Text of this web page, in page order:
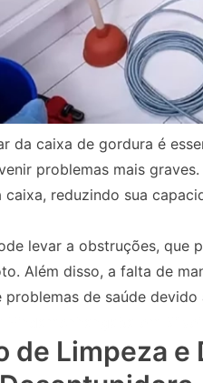
da caixa de gordura é
problemas mais
caixa, reduzindo sua
levar a obstruções, que
Além disso, a falta de
problemas de saúde
de Limpeza